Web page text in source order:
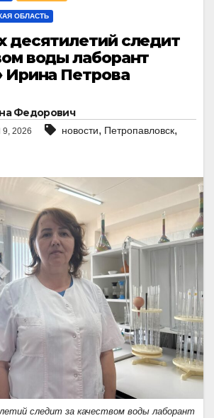
ОБЛАСТЬ
десятилетий следит
воды лаборант
Ирина Петрова
Федорович
2026 новости, Петропавловск,
следит за качеством воды лаборант